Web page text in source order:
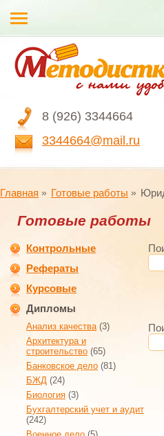
8 (926) 3344664
3344664@mail.ru
Главная Готовые работы
Готовые работы
Контрольные
Рефераты
Курсовые
Дипломы
Анализ качества(3)
Архитектура и
строительство (65)
Банковское дело (81)
БЖД (24)
Биология (3)
Бухгалтерский учет и аудит
(242)